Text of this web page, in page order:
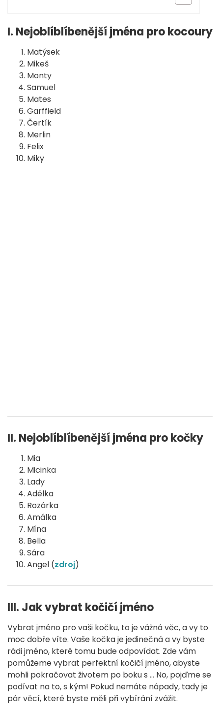
I. Nejoblíblíbenější jména pro kocoury
Matýsek
Mikeš
Monty
Samuel
Mates
Garffield
Čertík
Merlin
Felix
Miky
II. Nejoblíblíbenější jména pro kočky
Mia
Micinka
Lady
Adélka
Rozárka
Amálka
Mína
Bella
Sára
Angel (zdroj)
III. Jak vybrat kočičí jméno
Vybrat jméno pro vaši kočku, to je vážná věc, a vy to
moc dobře víte. Vaše kočka je jedinečná a vy byste
rádi jméno, které tomu bude odpovídat. Zde vám
pomůžeme vybrat perfektní kočičí jméno, abyste
mohli pokračovat životem po boku s … No, pojďme se
podívat na to, s kým! Pokud nemáte nápady, tady je
pár věcí, které byste měli při vybírání zvážit.